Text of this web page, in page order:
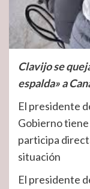
Clavijo se
espalda» a
El presidente
Gobierno
participa
situación
El presidente